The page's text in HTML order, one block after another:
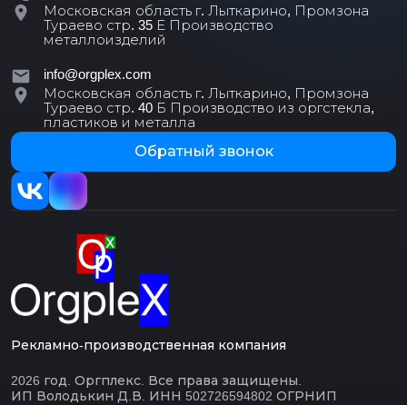
Московская область г. Лыткарино, Промзона
Тураево стр. 35 Е Производство
металлоизделий
info@orgplex.com
Московская область г. Лыткарино, Промзона
Тураево стр. 40 Б Производство из оргстекла,
пластиков и металла
Обратный звонок
Рекламно-производственная компания
2026 год. Оргплекс. Все права защищены.
ИП Володькин Д.В. ИНН 502726594802 ОГРНИП